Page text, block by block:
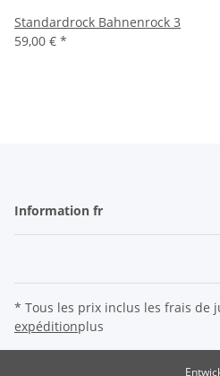
Standardrock Bahnenrock 3
59,00 € *
Information fr
* Tous les prix inclus les frais de
expéditionplus